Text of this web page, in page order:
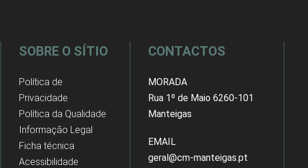
SOBRE O SÍTIO
Política de
Privacidade
Política da Qualidade
Informação Legal
Ficha técnica
Acessibilidade
CONTACTOS
MORADA
Rua 1º de Maio 6260-101
Manteigas
EMAIL
geral@cm-manteigas.pt